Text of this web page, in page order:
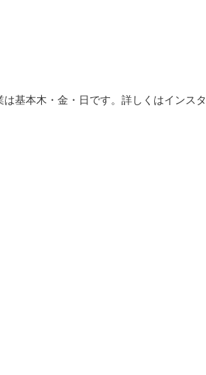
基本木・金・日です。詳しくはインスタ